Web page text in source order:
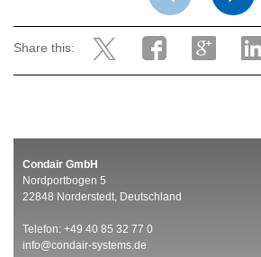
Share this:
Condair GmbH
Nordportbogen 5
22848 Norderstedt, Deutschland
Telefon: +49 40 85 32 77 0
info@condair-systems.de